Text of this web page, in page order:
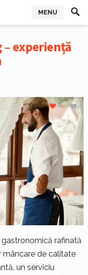
MENU
– experiență
0
1
rafinată
mâncare de calitate
un serviciu